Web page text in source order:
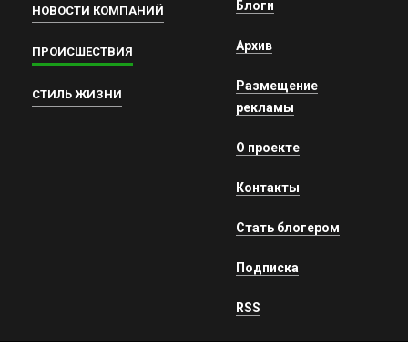
НОВОСТИ КОМПАНИЙ
ПРОИСШЕСТВИЯ
СТИЛЬ ЖИЗНИ
Блоги
Архив
Размещение
рекламы
О проекте
Контакты
Стать блогером
Подписка
RSS